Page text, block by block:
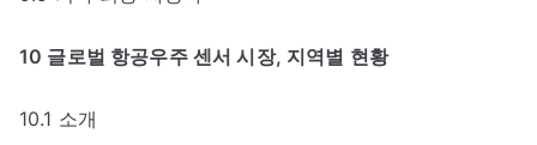
10 글로벌 항공우주 센서 시장, 지역별 현황
10.1 소개